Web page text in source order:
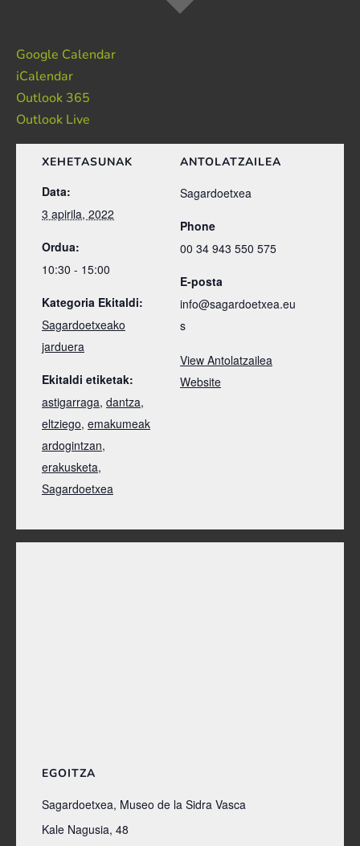
Google Calendar
iCalendar
Outlook 365
Outlook Live
XEHETASUNAK
Data:
3 apirila, 2022
Ordua:
10:30 - 15:00
Kategoria Ekitaldi:
Sagardoetxeako
jarduera
Ekitaldi etiketak:
astigarraga, dantza,
eltziego, emakumeak
ardogintzan,
erakusketa,
Sagardoetxea
ANTOLATZAILEA
Sagardoetxea
Phone
00 34 943 550 575
E-posta
info@sagardoetxea.eu
s
View Antolatzailea
Website
EGOITZA
Sagardoetxea, Museo de la Sidra Vasca
Kale Nagusia, 48